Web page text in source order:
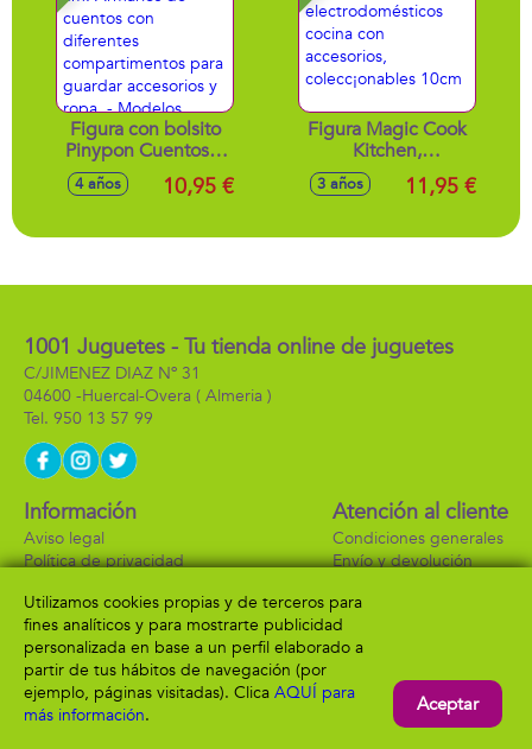
Figura con bolsito
Pinypon Cuentos.8
cm. Armarios de
cuentos con
compartimentos
accesorios y ropa. -
4 años 10,95 €
Figura Magic Cook
Kitchen,
electrodomésticos
cocina con
colecc¡onables
3 años 11,95 €
1001 Juguetes - Tu tienda online de juguetes
C/JIMENEZ DIAZ Nº 31
04600 -Huercal-Overa ( Almeria )
950 13 57 99
Información
Aviso legal
Política de privacidad
Atención al cliente
Condiciones generales
Envío y devolución
Formas de pago
Utilizamos cookies propias y de terceros para
fines analíticos y para mostrarte publicidad
personalizada en base a un perfil elaborado a
partir de tus hábitos de navegación (por
ejemplo, páginas visitadas). Clica AQUÍ para
más información. Aceptar